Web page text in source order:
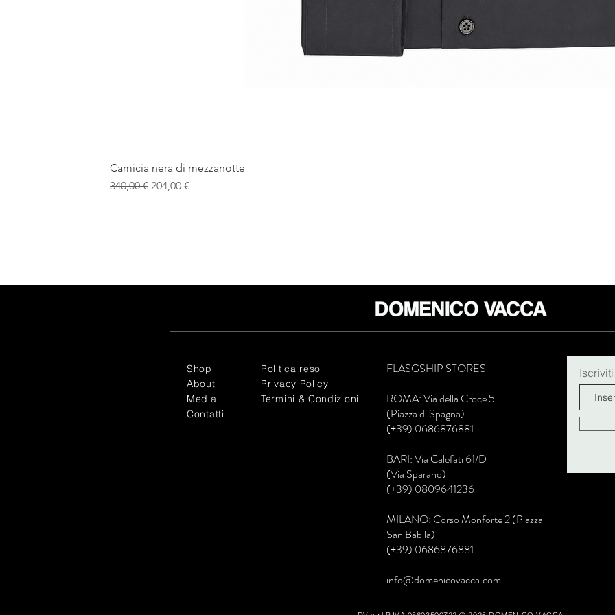
Camicia nera di mezzanotte
Prezzo regolare
340,00 € Prezzo scontato
204,00 €
Shop
About
Media
Contatti
Politica reso
Privacy Policy
Termini & Condizioni
FLASGSHIP STORES
ROMA: Via della Croce 5
(Piazza di Spagna)
(+39) 0686876881
BARI: Via Calefati 61/D
(Via Sparano)
(+39) 0809641236
MILANO: Corso Monforte 2 (Piazza
San Babila)
(+39) 0686876881
info@domenicovacca.com